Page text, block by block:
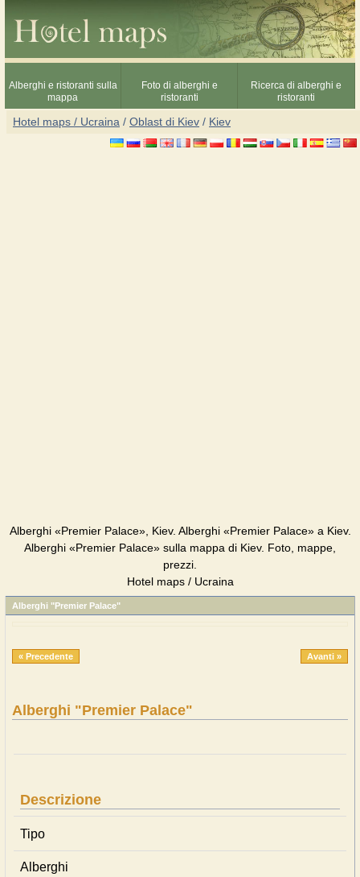
Alberghi e ristoranti sulla
mappa
Foto di alberghi e
ristoranti
Ricerca di alberghi e
ristoranti
Hotel maps / Ucraina / Oblast di Kiev / Kiev
Alberghi «Premier Palace», Kiev. Alberghi «Premier Palace» a Kiev.
Alberghi «Premier Palace» sulla mappa di Kiev. Foto, mappe,
prezzi.
Hotel maps / Ucraina
Alberghi "Premier Palace"
« Precedente Avanti »
Alberghi "Premier Palace"
Descrizione
Tipo
Alberghi